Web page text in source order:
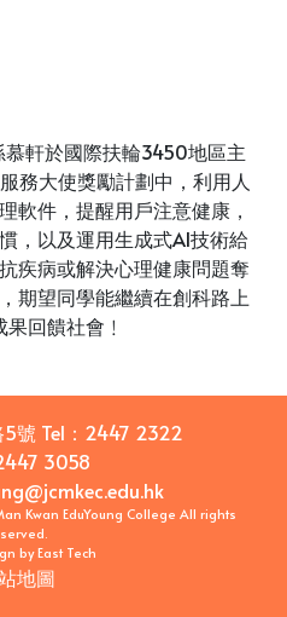
軒於國際扶輪3450地區主
務大使獎勵計劃中，利用人
軟件，提醒用戶注意健康，
，以及運用生成式AI技術給
疾病或解決心理健康問題奪
期望同學能繼續在創科路上
回饋社會﹗
5號 Tel： 2447 2322
3058
Kwan EduYoung College All rights
byEast Tech
地圖